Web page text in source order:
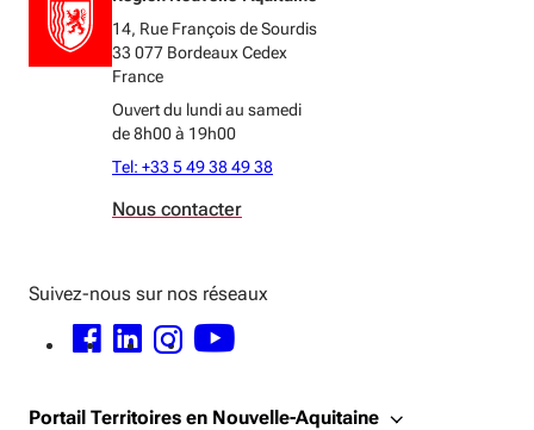
14, Rue François de Sourdis
33 077 Bordeaux Cedex
France
Ouvert du lundi au samedi
de 8h00 à 19h00
Tel: +33 5 49 38 49 38
Nous contacter
Suivez-nous sur nos réseaux
FACEBOOK - OUVERTURE DANS UNE NOUVELLE FENÊTRE
LINKEDIN - OUVERTURE DANS UNE NOUVELLE FENÊTRE
INSTAGRAM - OUVERTURE DANS UNE NOUVELLE FENÊTRE
YOUTUBE - OUVERTURE DANS UNE NOUVELLE FENÊTRE
Portail Territoires en Nouvelle-Aquitaine